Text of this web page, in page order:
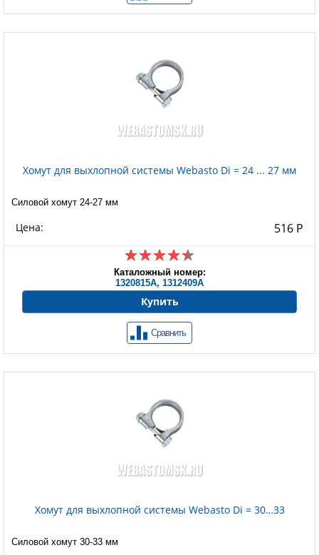
Хомут для выхлопной системы Webasto Di = 24 ... 27 мм
Силовой хомут 24-27 мм
Цена: 516 Р
Каталожный номер:
1320815A, 1312409A
Купить
Сравнить
Хомут для выхлопной системы Webasto Di = 30…33
Силовой хомут 30-33 мм